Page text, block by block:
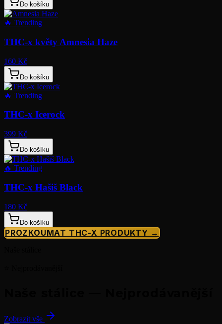
Do košíku
🔥 Trending
THC-x květy Amnesia Haze
160 Kč
Do košíku
🔥 Trending
THC-x Icerock
399 Kč
Do košíku
🔥 Trending
THC-x Hašiš Black
180 Kč
Do košíku
PROZKOUMAT THC-X PRODUKTY →
Zobrazit vše